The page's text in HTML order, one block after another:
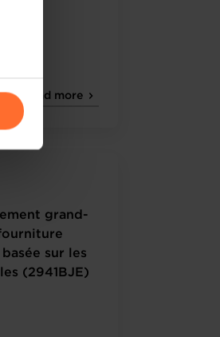
Read more
grand-
sur les
(2941BJE)